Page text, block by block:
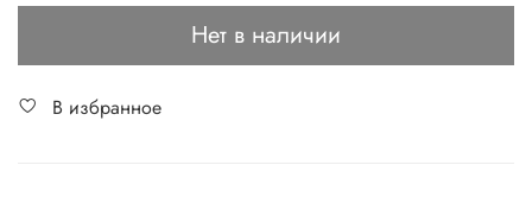
Нет в наличии
В избранное